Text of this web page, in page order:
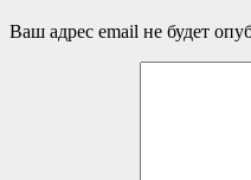
Ваш адрес email не будет